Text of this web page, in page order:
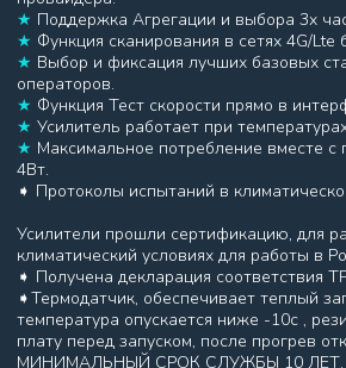
Вы можете без объяснения причин вернуть купленное
устройство в наш магазин. Подробнее об правилах и
условиях возврата товара можно прочитать здесь.
ВОЗВРАТ ПОКУПКИ В ТЕЧЕНИЕ 7 ДНЕЙ